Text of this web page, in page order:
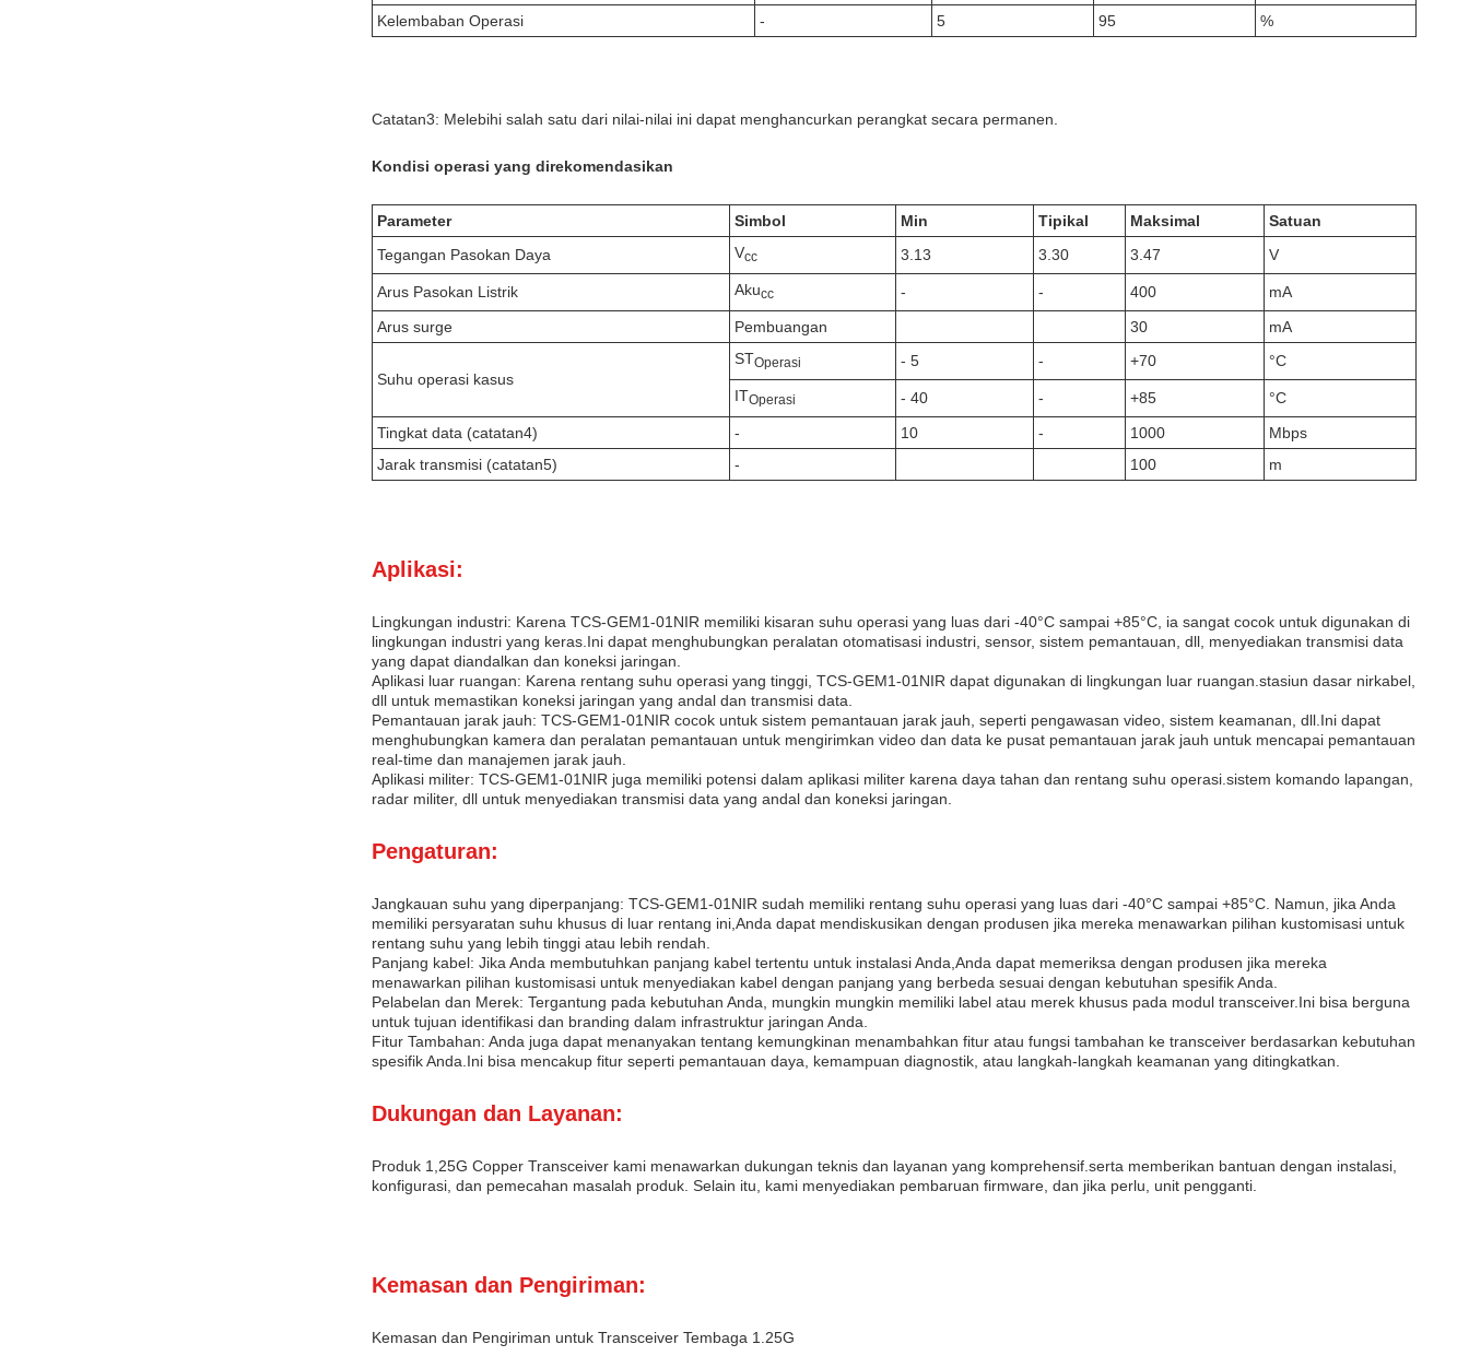
Kelembaban Operasi
- 5 95 %
Catatan3: Melebihi salah satu dari nilai-nilai ini dapat menghancurkan perangkat secara permanen.
Kondisi operasi yang direkomendasikan
Parameter Simbol Min Tipikal Maksimal
Satuan
Tegangan Pasokan Daya
Vcc 3.13 3.30 3.47 V
Arus Pasokan Listrik Akucc - - 400
mA
Arus surge
Pembuangan 30 mA
Suhu operasi kasus
STOperasi - 5 - +70
°C
ITOperasi - 40 - +85
°C
Tingkat data (catatan4)
- 10 - 1000
Mbps
Jarak transmisi (catatan5)
- 100 m
Aplikasi:
Lingkungan industri: Karena TCS-GEM1-01NIR memiliki kisaran suhu operasi yang luas dari -40°C sampai +85°C, ia sangat cocok untuk digunakan di
lingkungan industri yang keras.Ini dapat menghubungkan peralatan otomatisasi industri, sensor, sistem pemantauan, dll, menyediakan transmisi data
yang dapat diandalkan dan koneksi jaringan.
Aplikasi luar ruangan: Karena rentang suhu operasi yang tinggi, TCS-GEM1-01NIR dapat digunakan di lingkungan luar ruangan.stasiun dasar nirkabel,
dll untuk memastikan koneksi jaringan yang andal dan transmisi data.
Pemantauan jarak jauh: TCS-GEM1-01NIR cocok untuk sistem pemantauan jarak jauh, seperti pengawasan video, sistem keamanan, dll.Ini dapat
menghubungkan kamera dan peralatan pemantauan untuk mengirimkan video dan data ke pusat pemantauan jarak jauh untuk mencapai pemantauan
real-time dan manajemen jarak jauh.
Aplikasi militer: TCS-GEM1-01NIR juga memiliki potensi dalam aplikasi militer karena daya tahan dan rentang suhu operasi.sistem komando lapangan,
radar militer, dll untuk menyediakan transmisi data yang andal dan koneksi jaringan.
Pengaturan:
Jangkauan suhu yang diperpanjang: TCS-GEM1-01NIR sudah memiliki rentang suhu operasi yang luas dari -40°C sampai +85°C. Namun, jika Anda
memiliki persyaratan suhu khusus di luar rentang ini,Anda dapat mendiskusikan dengan produsen jika mereka menawarkan pilihan kustomisasi untuk
rentang suhu yang lebih tinggi atau lebih rendah.
Panjang kabel: Jika Anda membutuhkan panjang kabel tertentu untuk instalasi Anda,Anda dapat memeriksa dengan produsen jika mereka
menawarkan pilihan kustomisasi untuk menyediakan kabel dengan panjang yang berbeda sesuai dengan kebutuhan spesifik Anda.
Pelabelan dan Merek: Tergantung pada kebutuhan Anda, mungkin mungkin memiliki label atau merek khusus pada modul transceiver.Ini bisa berguna
untuk tujuan identifikasi dan branding dalam infrastruktur jaringan Anda.
Fitur Tambahan: Anda juga dapat menanyakan tentang kemungkinan menambahkan fitur atau fungsi tambahan ke transceiver berdasarkan kebutuhan
spesifik Anda.Ini bisa mencakup fitur seperti pemantauan daya, kemampuan diagnostik, atau langkah-langkah keamanan yang ditingkatkan.
Dukungan dan Layanan:
Produk 1,25G Copper Transceiver kami menawarkan dukungan teknis dan layanan yang komprehensif.serta memberikan bantuan dengan instalasi,
konfigurasi, dan pemecahan masalah produk. Selain itu, kami menyediakan pembaruan firmware, dan jika perlu, unit pengganti.
Kemasan dan Pengiriman:
Kemasan dan Pengiriman untuk Transceiver Tembaga 1.25G